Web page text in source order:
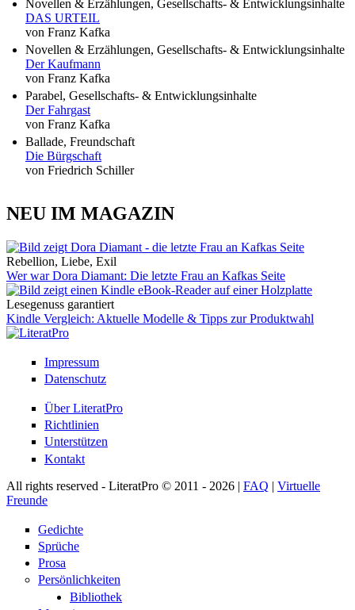
Novellen & Erzählungen, Gesellschafts- & Entwicklungsinhalte
DAS URTEIL
von Franz Kafka
Novellen & Erzählungen, Gesellschafts- & Entwicklungsinhalte
Der Kaufmann
von Franz Kafka
Parabel, Gesellschafts- & Entwicklungsinhalte
Der Fahrgast
von Franz Kafka
Ballade, Freundschaft
Die Bürgschaft
von Friedrich Schiller
NEU IM MAGAZIN
Rebellion, Liebe, Exil
Wer war Dora Diamant: Die letzte Frau an Kafkas Seite
Lesegenuss garantiert
Kindle Vergleich: Aktuelle Modelle & Tipps zur Produktwahl
Impressum
Datenschutz
Über LiteratPro
Richtlinien
Unterstützen
Kontakt
All rights reserved - LiteratPro © 2011 - 2026 | FAQ | Virtuelle
Freunde
Gedichte
Sprüche
Prosa
Persönlichkeiten
Bibliothek